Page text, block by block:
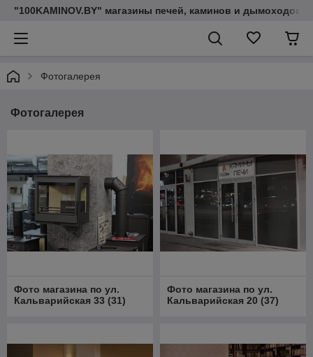
"100KAMINOV.BY" магазины печей, каминов и дымоходов
Фотогалерея
Фотогалерея
Фото магазина по ул.
Кальварийская 33 (31)
Фото магазина по ул.
Кальварийская 20 (37)